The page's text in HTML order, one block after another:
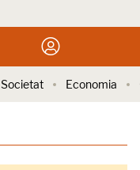
Societat Economia